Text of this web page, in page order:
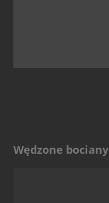
Wędzone bociany